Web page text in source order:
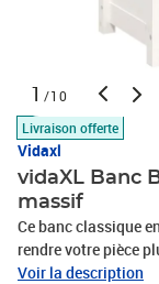
1 /10
Livraison offerte
Vidaxl
vidaXL Banc
massif
Ce banc classique
rendre votre pièce
pin massif est un
Voir la description